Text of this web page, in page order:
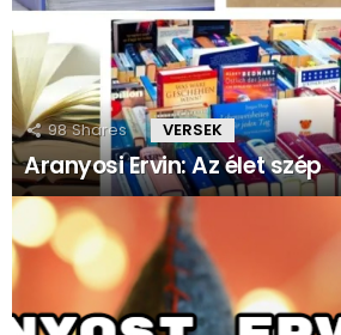
98 Shares VERSEK
Aranyosi Ervin: Az élet szép